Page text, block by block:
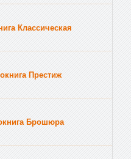
Классическая
Престиж
Брошюра